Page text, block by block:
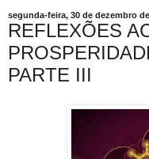
segunda-feira, 30 de dezembro
REFLEXÕES
PARTE III